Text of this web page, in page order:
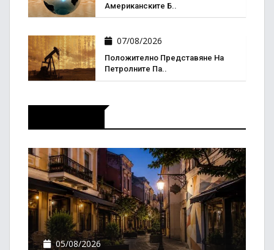
Американските Б..
07/08/2026
Положително Представяне На
Петролните Па..
05/08/2026